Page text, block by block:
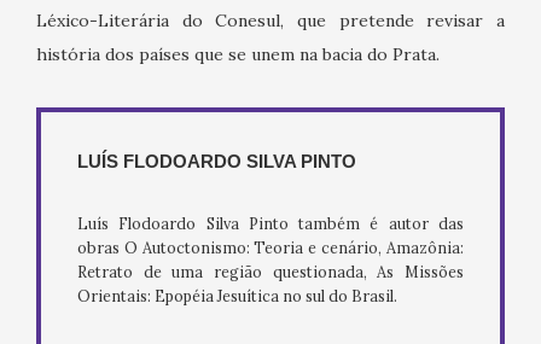
Léxico-Literária do Conesul, que pretende revisar a
história dos países que se unem na bacia do Prata.
LUÍS FLODOARDO SILVA PINTO
Luís Flodoardo Silva Pinto também é autor das
obras O Autoctonismo: Teoria e cenário, Amazônia:
Retrato de uma região questionada, As Missões
Orientais: Epopéia Jesuítica no sul do Brasil.